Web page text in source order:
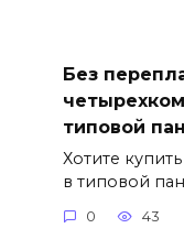
Без
типовой
Хотите
в типовой
0 43